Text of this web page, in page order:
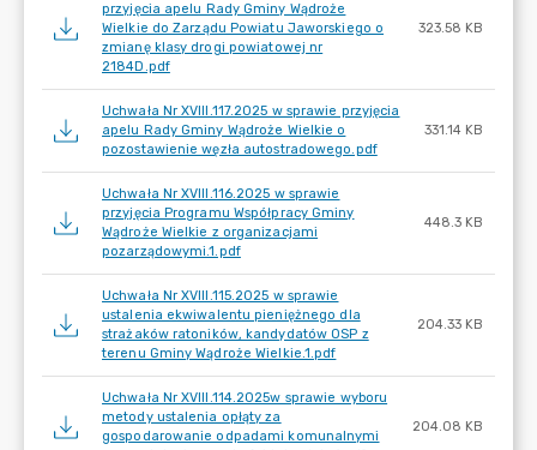
przyjęcia apelu Rady Gminy Wądroże
Wielkie do Zarządu Powiatu Jaworskiego o
zmianę klasy drogi powiatowej nr
2184D.pdf
323.58 KB
Uchwała Nr XVIII.117.2025 w sprawie przyjęcia
apelu Rady Gminy Wądroże Wielkie o
pozostawienie węzła autostradowego.pdf
331.14 KB
Uchwała Nr XVIII.116.2025 w sprawie
przyjęcia Programu Współpracy Gminy
Wądroże Wielkie z organizacjami
pozarządowymi.1.pdf
448.3 KB
Uchwała Nr XVIII.115.2025 w sprawie
ustalenia ekwiwalentu pieniężnego dla
strażaków ratoników, kandydatów OSP z
terenu Gminy Wądroże Wielkie.1.pdf
204.33 KB
Uchwała Nr XVIII.114.2025w sprawie wyboru
metody ustalenia opłąty za
gospodarowanie odpadami komunalnymi
204.08 KB